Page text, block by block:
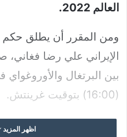
العالم 2022.
ومن المقرر أن يطلق حكم
الإيراني علي رضا فغاني،
بين البرتغال
(16:00) بتوقيت غرينتش.
اظهر المزيد